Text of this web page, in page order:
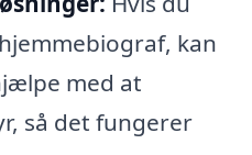
kan
med at
så det fungerer